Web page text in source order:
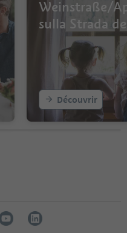
Weinstraße/
sulla Strada
Découvrir